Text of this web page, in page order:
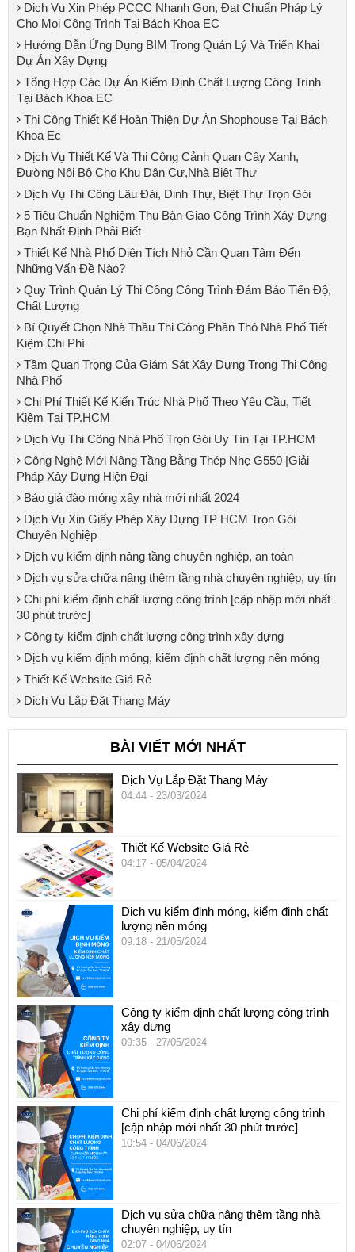
Dịch Vụ Xin Phép PCCC Nhanh Gọn, Đạt Chuẩn Pháp Lý
Cho Mọi Công Trình Tại Bách Khoa EC
Hướng Dẫn Ứng Dụng BIM Trong Quản Lý Và Triển Khai
Dự Án Xây Dựng
Tổng Hợp Các Dự Án Kiểm Định Chất Lượng Công Trình
Tại Bách Khoa EC
Thi Công Thiết Kế Hoàn Thiện Dự Án Shophouse Tại Bách
Khoa Ec
Dịch Vụ Thiết Kế Và Thi Công Cảnh Quan Cây Xanh,
Đường Nội Bộ Cho Khu Dân Cư,Nhà Biệt Thự
Dịch Vụ Thi Công Lâu Đài, Dinh Thự, Biệt Thự Trọn Gói
5 Tiêu Chuẩn Nghiệm Thu Bàn Giao Công Trình Xây Dựng
Bạn Nhất Định Phải Biết
Thiết Kế Nhà Phố Diện Tích Nhỏ Cần Quan Tâm Đến
Những Vấn Đề Nào?
Quy Trình Quản Lý Thi Công Công Trình Đảm Bảo Tiến Độ,
Chất Lượng
Bí Quyết Chọn Nhà Thầu Thi Công Phần Thô Nhà Phố Tiết
Kiệm Chi Phí
Tầm Quan Trọng Của Giám Sát Xây Dựng Trong Thi Công
Nhà Phố
Chi Phí Thiết Kế Kiến Trúc Nhà Phố Theo Yêu Cầu, Tiết
Kiệm Tại TP.HCM
Dịch Vụ Thi Công Nhà Phố Trọn Gói Uy Tín Tại TP.HCM
Công Nghệ Mới Nâng Tầng Bằng Thép Nhẹ G550 |Giải
Pháp Xây Dựng Hiện Đại
Báo giá đào móng xây nhà mới nhất 2024
Dịch Vụ Xin Giấy Phép Xây Dựng TP HCM Trọn Gói
Chuyên Nghiệp
Dịch vụ kiểm định nâng tầng chuyên nghiệp, an toàn
Dịch vụ sửa chữa nâng thêm tầng nhà chuyên nghiệp, uy tín
Chi phí kiểm định chất lượng công trình [cập nhập mới nhất
30 phút trước]
Công ty kiểm định chất lượng công trình xây dựng
Dịch vụ kiểm định móng, kiểm định chất lượng nền móng
Thiết Kế Website Giá Rẻ
Dịch Vụ Lắp Đặt Thang Máy
BÀI VIẾT MỚI NHẤT
Dịch Vụ Lắp Đặt Thang Máy
04:44 - 23/03/2024
Thiết Kế Website Giá Rẻ
04:17 - 05/04/2024
Dịch vụ kiểm định móng, kiểm định chất
lượng nền móng
09:18 - 21/05/2024
Công ty kiểm định chất lượng công trình
xây dựng
09:35 - 27/05/2024
Chi phí kiểm định chất lượng công trình
[cập nhập mới nhất 30 phút trước]
10:54 - 04/06/2024
Dịch vụ sửa chữa nâng thêm tầng nhà
chuyên nghiệp, uy tín
02:07 - 04/06/2024